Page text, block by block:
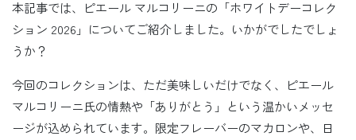
本記事では、ピエール マルコリーニの「ホワイトデーコレク
ション 2026」についてご紹介しました。いかがでしたでしょ
うか？
今回のコレクションは、ただ美味しいだけでなく、ピエール
マルコリーニ氏の情熱や「ありがとう」という温かいメッセ
ージが込められています。限定フレーバーのマカロンや、日